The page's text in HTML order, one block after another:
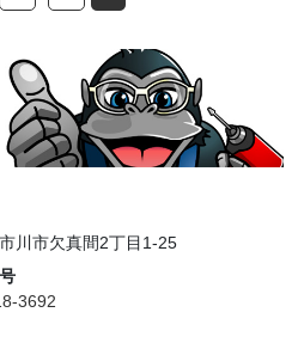
川市欠真間2丁目1-25
3692